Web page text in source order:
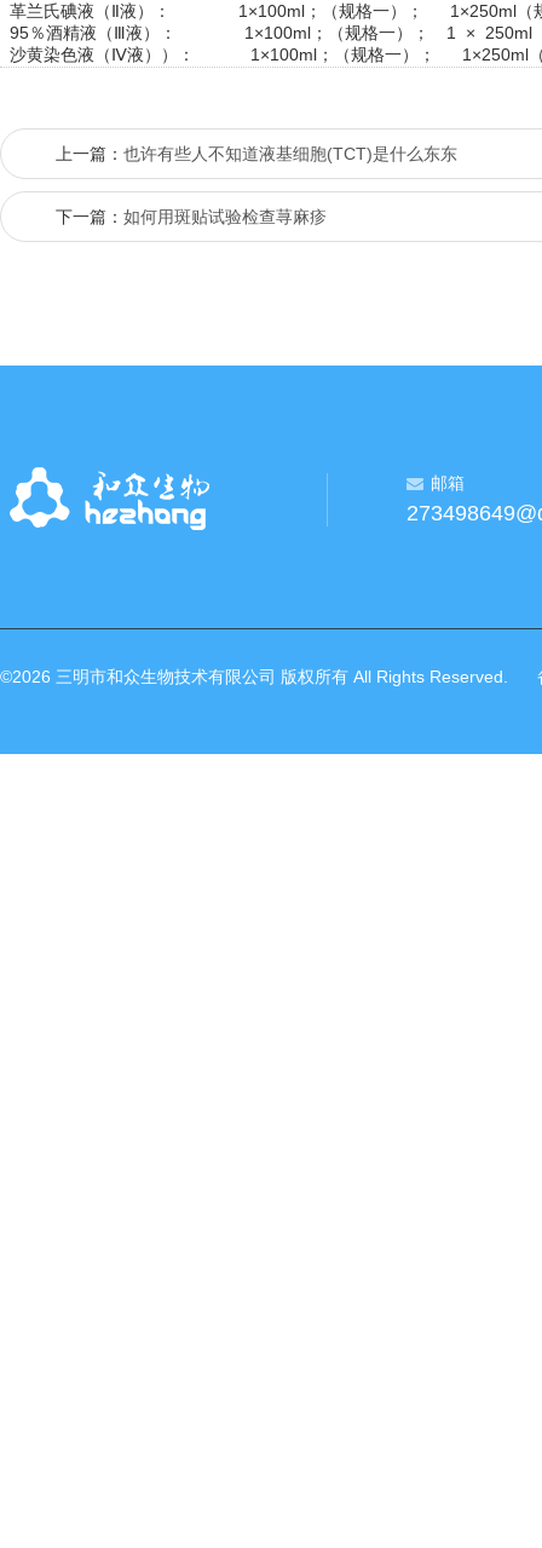
革兰氏碘液（Ⅱ液）： 1×100ml；（规格一）； 1×250ml（
95％酒精液（Ⅲ液）： 1×100ml；（规格一）； 1 × 250ml（
沙黄染色液（Ⅳ液））： 1×100ml；（规格一）； 1×250ml（
上一篇： 也许有些人不知道液基细胞(TCT)是什么东东
下一篇： 如何用斑贴试验检查荨麻疹
邮箱
©2026 三明市和众生物技术有限公司 版权所有 All Rights Reserved.